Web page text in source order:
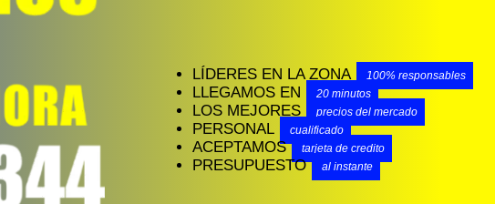
LÍDERES EN LA ZONA 100% responsables
LLEGAMOS EN 20 minutos
LOS MEJORES precios del mercado
PERSONAL cualificado
ACEPTAMOS tarjeta de credito
PRESUPUESTO al instante